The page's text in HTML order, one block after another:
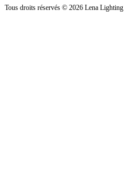
Tous droits réservés © 2026 Lena Lighting